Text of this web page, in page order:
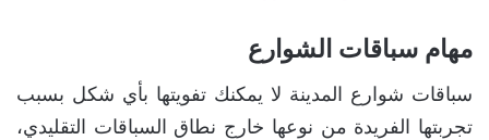
مهام سباقات الشوارع
سباقات شوارع المدينة لا يمكنك تفويتها بأي شكل بسبب
تجربتها الفريدة من نوعها خارج نطاق السباقات التقليدي،